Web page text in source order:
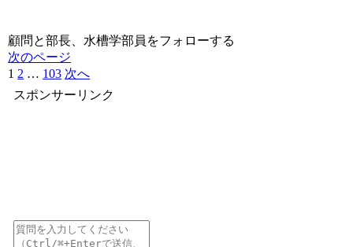
顧問と部長、水槽学部員をフォローする
次のページ
1 2 … 103 次へ
スポンサーリンク